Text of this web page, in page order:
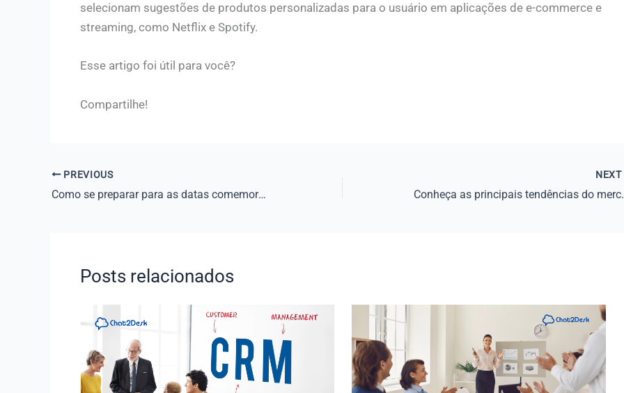
selecionam sugestões de produtos personalizadas para o usuário em aplicações de e-commerce e
streaming, como Netflix e Spotify.
Esse artigo foi útil para você?
Compartilhe!
PREVIOUS
Como se preparar para as datas comemorativas de Dezembro?
NEXT
Conheça as
Posts relacionados